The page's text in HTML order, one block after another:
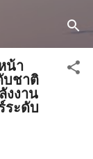
น้า
บชาติ
งงาน
ระดับ